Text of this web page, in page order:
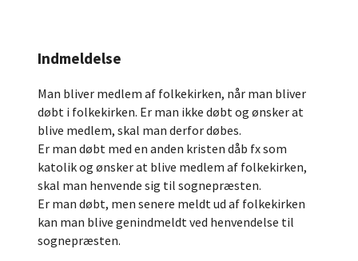
Indmeldelse
Man bliver medlem af folkekirken, når man bliver
døbt i folkekirken. Er man ikke døbt og ønsker at
blive medlem, skal man derfor døbes.
Er man døbt med en anden kristen dåb fx som
katolik og ønsker at blive medlem af folkekirken,
skal man henvende sig til sognepræsten.
Er man døbt, men senere meldt ud af folkekirken
kan man blive genindmeldt ved henvendelse til
sognepræsten.